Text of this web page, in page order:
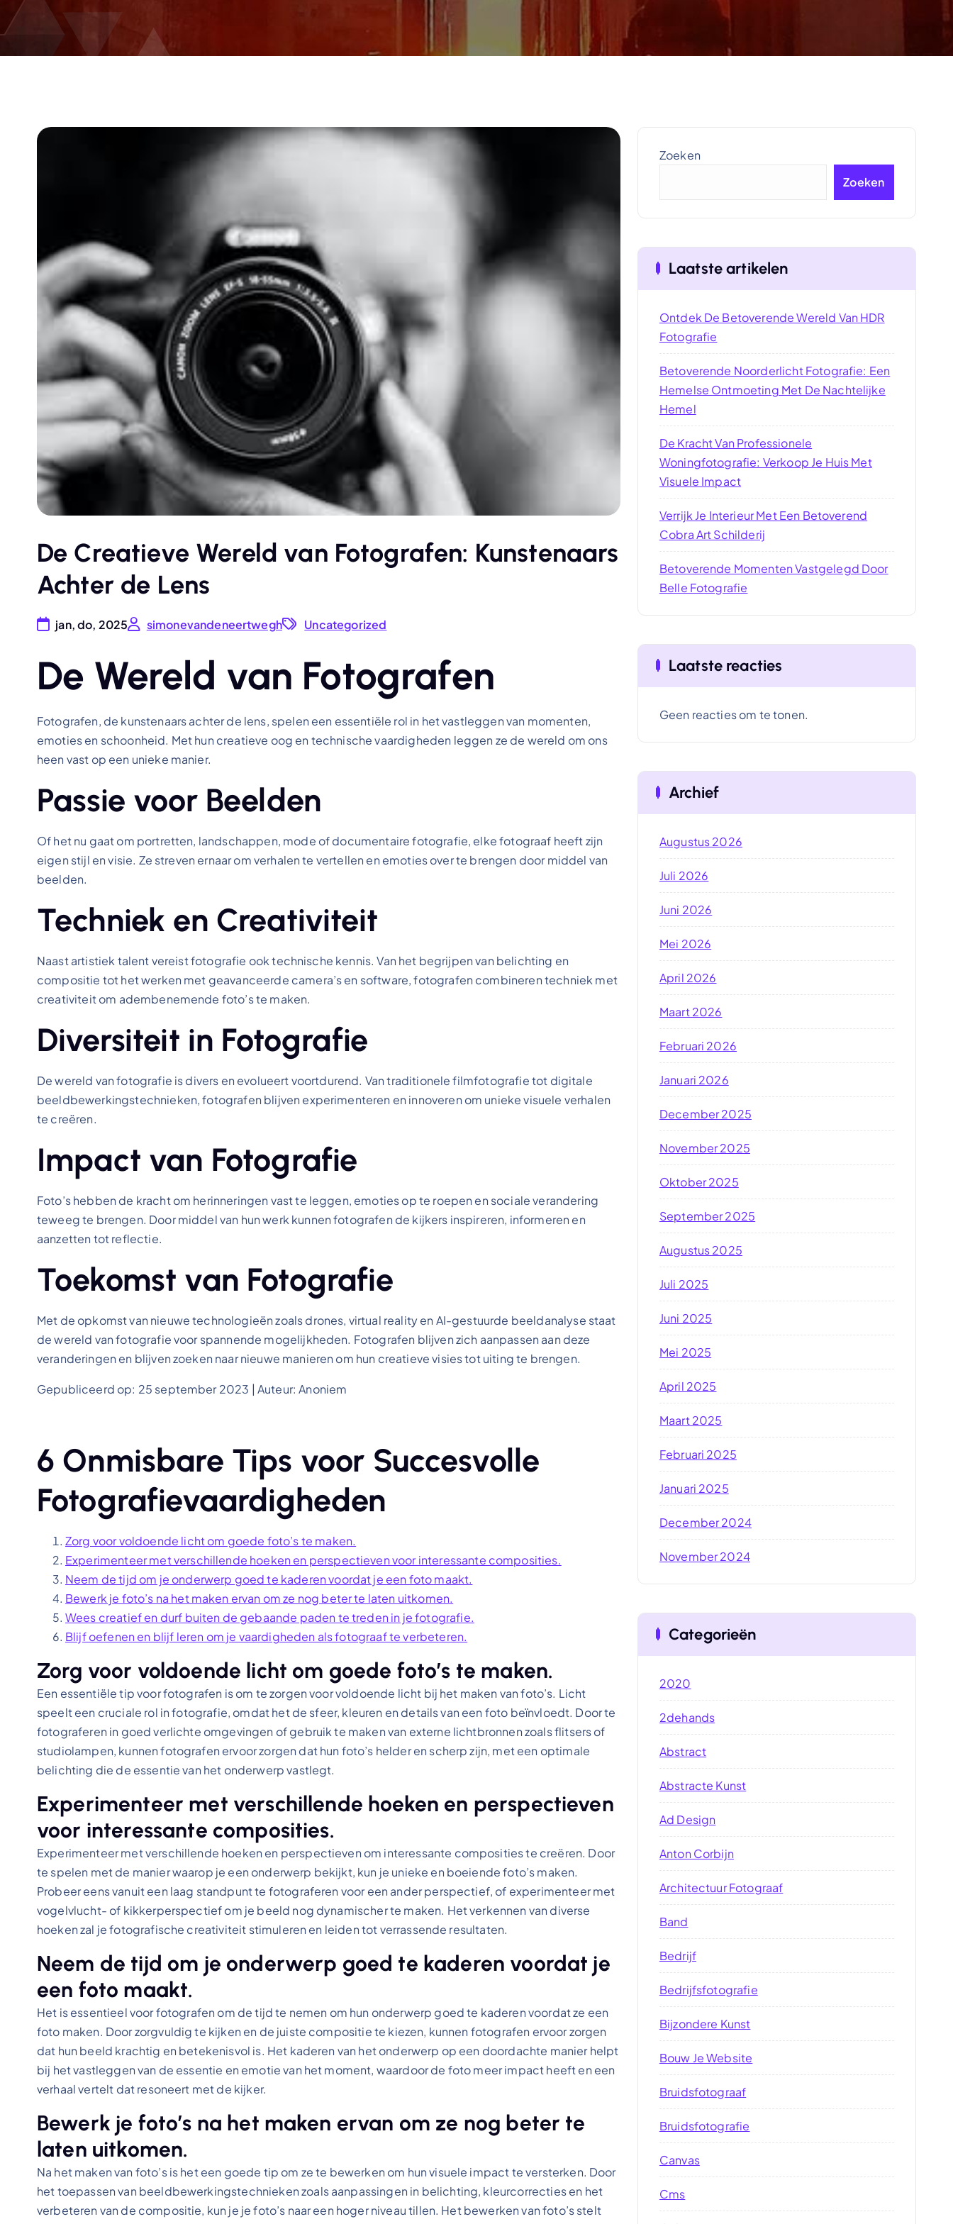
De Creatieve Wereld van Fotografen: Kunstenaars
Achter de Lens
jan, do, 2025 simonevandeneertwegh Uncategorized
De Wereld van Fotografen
Fotografen, de kunstenaars achter de lens, spelen een essentiële rol in het vastleggen van momenten,
emoties en schoonheid. Met hun creatieve oog en technische vaardigheden leggen ze de wereld om ons
heen vast op een unieke manier.
Passie voor Beelden
Of het nu gaat om portretten, landschappen, mode of documentaire fotografie, elke fotograaf heeft zijn
eigen stijl en visie. Ze streven ernaar om verhalen te vertellen en emoties over te brengen door middel van
beelden.
Techniek en Creativiteit
Naast artistiek talent vereist fotografie ook technische kennis. Van het begrijpen van belichting en
compositie tot het werken met geavanceerde camera’s en software, fotografen combineren techniek met
creativiteit om adembenemende foto’s te maken.
Diversiteit in Fotografie
De wereld van fotografie is divers en evolueert voortdurend. Van traditionele filmfotografie tot digitale
beeldbewerkingstechnieken, fotografen blijven experimenteren en innoveren om unieke visuele verhalen
te creëren.
Impact van Fotografie
Foto’s hebben de kracht om herinneringen vast te leggen, emoties op te roepen en sociale verandering
teweeg te brengen. Door middel van hun werk kunnen fotografen de kijkers inspireren, informeren en
aanzetten tot reflectie.
Toekomst van Fotografie
Met de opkomst van nieuwe technologieën zoals drones, virtual reality en AI-gestuurde beeldanalyse staat
de wereld van fotografie voor spannende mogelijkheden. Fotografen blijven zich aanpassen aan deze
veranderingen en blijven zoeken naar nieuwe manieren om hun creatieve visies tot uiting te brengen.
Gepubliceerd op: 25 september 2023 | Auteur: Anoniem
6 Onmisbare Tips voor Succesvolle
Fotografievaardigheden
Zorg voor voldoende licht om goede foto’s te maken.
Experimenteer met verschillende hoeken en perspectieven voor interessante composities.
Neem de tijd om je onderwerp goed te kaderen voordat je een foto maakt.
Bewerk je foto’s na het maken ervan om ze nog beter te laten uitkomen.
Wees creatief en durf buiten de gebaande paden te treden in je fotografie.
Blijf oefenen en blijf leren om je vaardigheden als fotograaf te verbeteren.
Zorg voor voldoende licht om goede foto’s te maken.
Een essentiële tip voor fotografen is om te zorgen voor voldoende licht bij het maken van foto’s. Licht
speelt een cruciale rol in fotografie, omdat het de sfeer, kleuren en details van een foto beïnvloedt. Door te
fotograferen in goed verlichte omgevingen of gebruik te maken van externe lichtbronnen zoals flitsers of
studiolampen, kunnen fotografen ervoor zorgen dat hun foto’s helder en scherp zijn, met een optimale
belichting die de essentie van het onderwerp vastlegt.
Experimenteer met verschillende hoeken en perspectieven
voor interessante composities.
Experimenteer met verschillende hoeken en perspectieven om interessante composities te creëren. Door
te spelen met de manier waarop je een onderwerp bekijkt, kun je unieke en boeiende foto’s maken.
Probeer eens vanuit een laag standpunt te fotograferen voor een ander perspectief, of experimenteer met
vogelvlucht- of kikkerperspectief om je beeld nog dynamischer te maken. Het verkennen van diverse
hoeken zal je fotografische creativiteit stimuleren en leiden tot verrassende resultaten.
Neem de tijd om je onderwerp goed te kaderen voordat je
een foto maakt.
Het is essentieel voor fotografen om de tijd te nemen om hun onderwerp goed te kaderen voordat ze een
foto maken. Door zorgvuldig te kijken en de juiste compositie te kiezen, kunnen fotografen ervoor zorgen
dat hun beeld krachtig en betekenisvol is. Het kaderen van het onderwerp op een doordachte manier helpt
bij het vastleggen van de essentie en emotie van het moment, waardoor de foto meer impact heeft en een
verhaal vertelt dat resoneert met de kijker.
Bewerk je foto’s na het maken ervan om ze nog beter te
laten uitkomen.
Na het maken van foto’s is het een goede tip om ze te bewerken om hun visuele impact te versterken. Door
het toepassen van beeldbewerkingstechnieken zoals aanpassingen in belichting, kleurcorrecties en het
verbeteren van de compositie, kun je je foto’s naar een hoger niveau tillen. Het bewerken van foto’s stelt
Zoeken
Zoeken
Laatste artikelen
Ontdek De Betoverende Wereld Van HDR
Fotografie
Betoverende Noorderlicht Fotografie: Een
Hemelse Ontmoeting Met De Nachtelijke
Hemel
De Kracht Van Professionele
Woningfotografie: Verkoop Je Huis Met
Visuele Impact
Verrijk Je Interieur Met Een Betoverend
Cobra Art Schilderij
Betoverende Momenten Vastgelegd Door
Belle Fotografie
Laatste reacties
Geen reacties om te tonen.
Archief
Augustus 2026
Juli 2026
Juni 2026
Mei 2026
April 2026
Maart 2026
Februari 2026
Januari 2026
December 2025
November 2025
Oktober 2025
September 2025
Augustus 2025
Juli 2025
Juni 2025
Mei 2025
April 2025
Maart 2025
Februari 2025
Januari 2025
December 2024
November 2024
Categorieën
2020
2dehands
Abstract
Abstracte Kunst
Ad Design
Anton Corbijn
Architectuur Fotograaf
Band
Bedrijf
Bedrijfsfotografie
Bijzondere Kunst
Bouw Je Website
Bruidsfotograaf
Bruidsfotografie
Canvas
Cms